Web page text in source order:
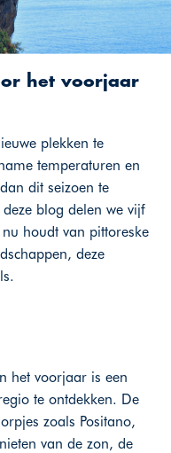
het voorjaar
plekken te
temperaturen en
dit seizoen te
blog delen we vijf
houdt van pittoreske
deze
het voorjaar is een
te ontdekken. De
zoals Positano,
van de zon, de